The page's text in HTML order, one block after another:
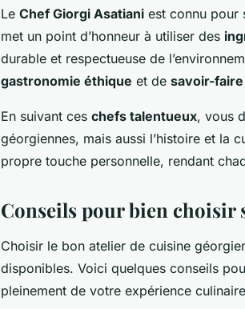
Le Chef Giorgi Asatiani est connu pour
met un point d’honneur à utiliser des
durable et respectueuse de
gastronomie éthique et de savoir-faire
En suivant ces chefs talentueux, vous
géorgiennes, mais aussi l’histoire et la
propre touche personnelle, rendant
Conseils pour bien choisir
Choisir le bon atelier de cuisine
disponibles. Voici quelques conseils
pleinement de votre expérience